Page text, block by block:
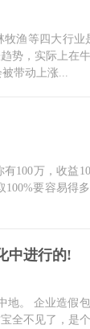
渔等四大行
势，实际上在
带动上涨...
100万，收益
要容易得
中进行的!
。 企业造假
全不见了，是